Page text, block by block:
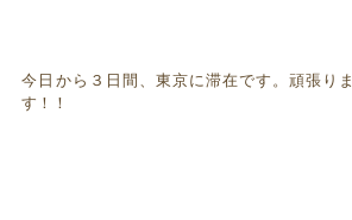
今日から３日間、東京に滞在です。頑張りま
す！！